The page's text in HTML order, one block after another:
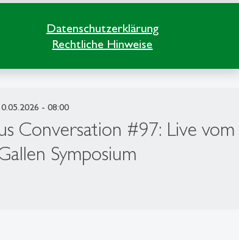
Datenschutzerklärung
Rechtliche Hinweise
- 08:00
Conversation #97: Live vom
Symposium